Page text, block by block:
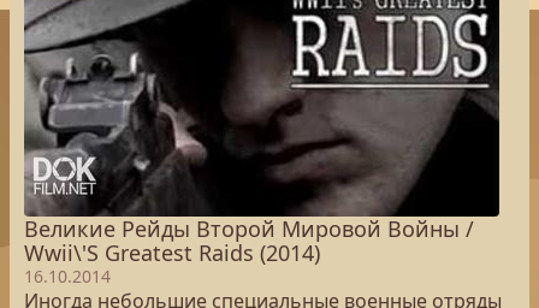
Великие Рейды Второй Мировой Войны /
Wwii\'S Greatest Raids (2014)
16.10.2014
Иногда небольшие специальные военные отряды